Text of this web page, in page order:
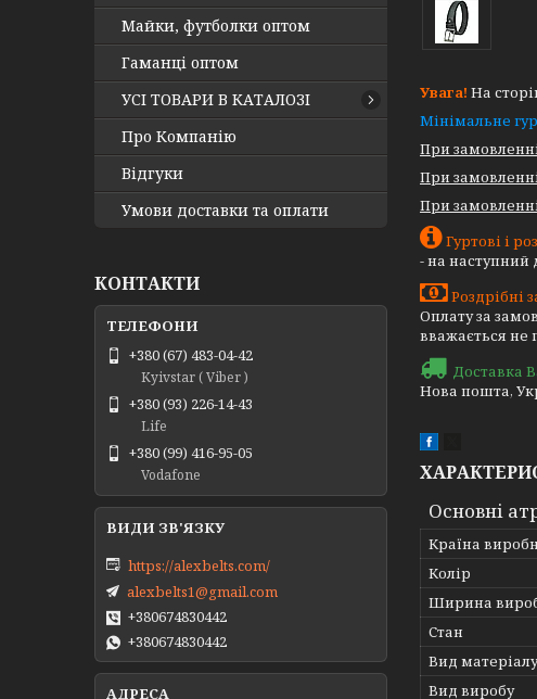
Увага! На
Мінімальне
При
При
При
Гуртові і
- на наступний
Роздрібні
Оплату за
вважається не
Доставка
Нова пошта,
Основні
Країна
Колір
Ширина
Стан
Вид матеріалу
Вид виробу
Майки, футболки оптом
Гаманці оптом
УСІ ТОВАРИ В КАТАЛОЗІ
Про Компанію
Відгуки
Умови доставки та оплати
КОНТАКТИ
+380 (67) 483-04-42
Kyivstar ( Viber )
+380 (93) 226-14-43
Life
+380 (99) 416-95-05
Vodafone
https://alexbelts.com/
alexbelts1@gmail.com
+380674830442
+380674830442